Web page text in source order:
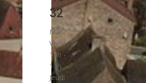
32
Mar-
Vend :
14h -
17h
Jeudi :